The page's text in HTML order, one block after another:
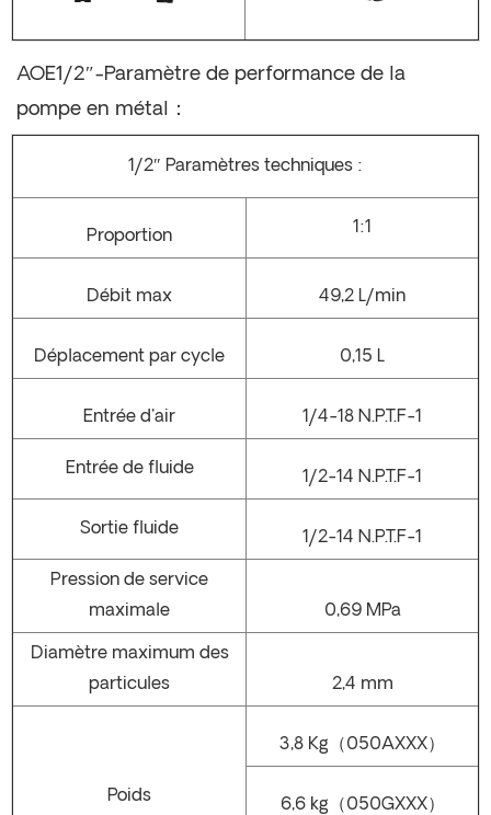
AOE1/2″-Paramètre de performance de la
pompe en métal：
1/2″ Paramètres techniques :
Proportion 1:1
Débit max 49,2 L/min
Déplacement par cycle 0,15 L
Entrée d'air 1/4-18 N.P.T.F-1
Entrée de fluide 1/2-14 N.P.T.F-1
Sortie fluide 1/2-14 N.P.T.F-1
Pression de service
maximale
0,69 MPa
Diamètre maximum des
particules
2,4 mm
Poids
3,8 Kg（050AXXX）
6,6 kg（050GXXX）